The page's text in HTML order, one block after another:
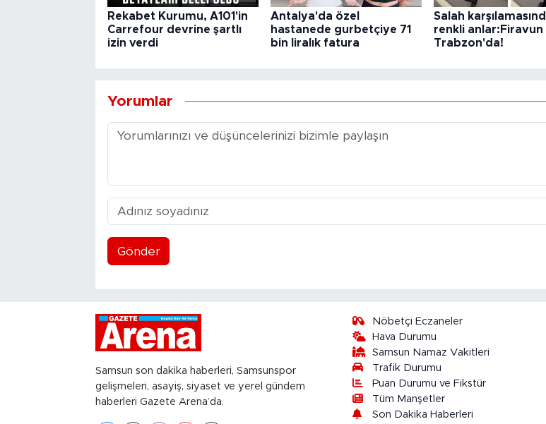
Rekabet Kurumu, A101'in
Carrefour devrine şartlı
izin verdi
Antalya'da özel
hastanede gurbetçiye 71
bin liralık fatura
Salah
renkli anlar:Firavun
Trabzon'da!
Yorumlar
Gönder
Samsun son dakika haberleri, Samsunspor
gelişmeleri, asayiş, siyaset ve yerel gündem
haberleri Gazete Arena’da.
Nöbetçi Eczaneler
Hava Durumu
Samsun Namaz Vakitleri
Trafik Durumu
Puan Durumu ve Fikstür
Tüm Manşetler
Son Dakika Haberleri